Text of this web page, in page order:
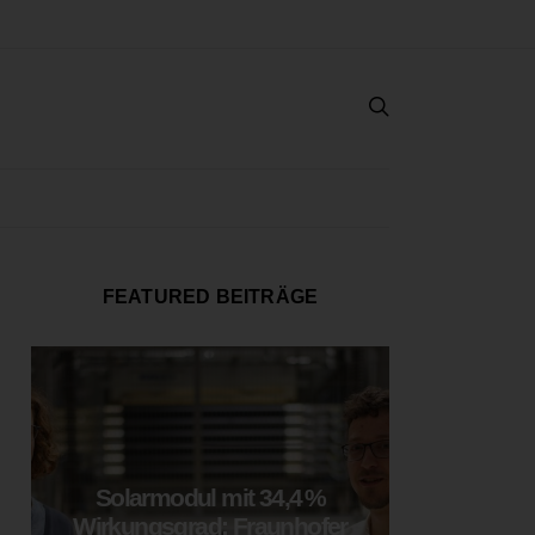
FEATURED BEITRÄGE
Solarmodul mit 34,4 %
Wirkungsgrad: Fraunhofer